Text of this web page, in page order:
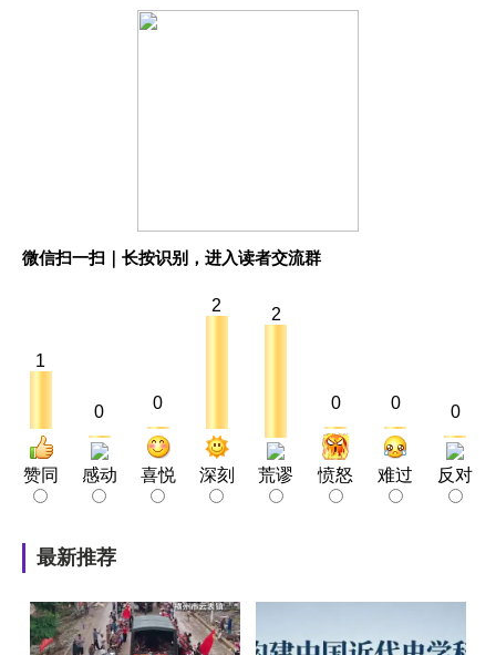
微信扫一扫｜长按识别，进入读者交流群
1
赞同
0
感动
0
喜悦
2
深刻
2
荒谬
0
愤怒
0
难过
0
反对
最新推荐